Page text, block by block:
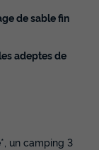
de sable fin
adeptes de
*, un camping 3